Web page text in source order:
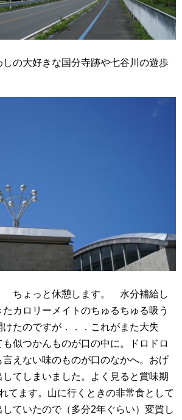
の大好きな国分寺跡や七谷川の遊歩
ちょっと休憩します。 水分補給し
カロリーメイトのちゅるちゅる吸う
たのですが．．．これがまた大失
似つかんものが口の中に。ドロドロ
えない味のものが口のなかへ。おげ
してしまいました。よく見ると賞味期
てます。山に行くときの非常食として
ていたので（多分2年ぐらい）変質し